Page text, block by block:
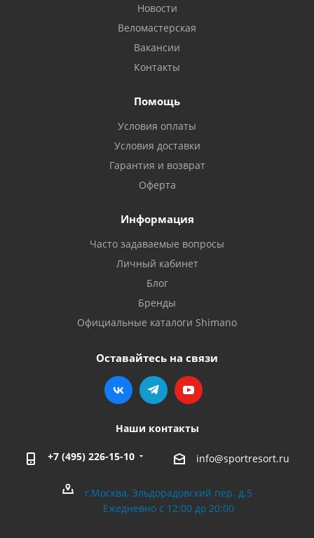
Новости
Веломастерская
Вакансии
Контакты
Помощь
Условия оплаты
Условия доставки
Гарантия и возврат
Оферта
Информация
Часто задаваемые вопросы
Личный кабинет
Блог
Бренды
Официальные каталоги Shimano
Оставайтесь на связи
Наши контакты
+7 (495) 226-15-10 info@sportresort.ru
г.Москва, Эльдорадовский пер. д.5
Ежедневно с 12:00 до 20:00